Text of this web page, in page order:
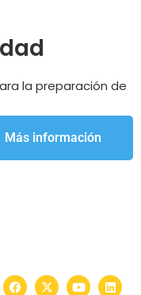
la preparación de
Más información